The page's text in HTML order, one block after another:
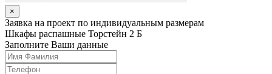
×
Заявка на проект по индивидуальным размерам
Шкафы распашные Торстейн 2 Б
Заполните Ваши данные